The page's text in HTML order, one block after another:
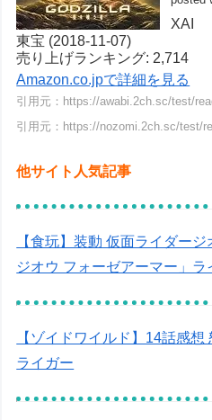
XAI
東宝 (2018-11-07)
売り上げランキング: 2,714
Amazon.co.jpで詳細を見る
引用元：https://awabi.2ch.sc/test/
引用元：https://nozomi.2ch.sc/test/
他サイト人気記事
【食玩】装動 仮面ライダー
ジオウ フォーゼアーマー」ラ
【ゾイドワイルド】14話感
ライガー